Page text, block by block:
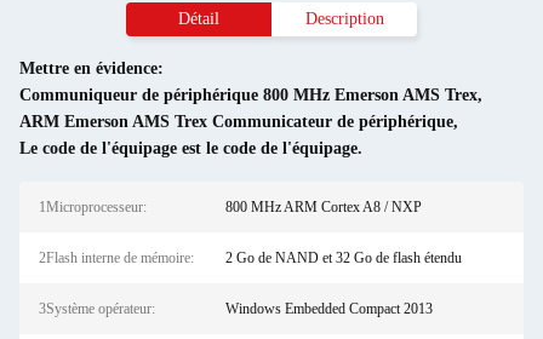
Détail Description
Mettre en évidence:
Communiqueur de périphérique 800 MHz Emerson AMS Trex,
ARM Emerson AMS Trex Communicateur de périphérique,
Le code de l'équipage est le code de l'équipage.
1Microprocesseur: 800 MHz ARM Cortex A8 / NXP
2Flash interne de mémoire: 2 Go de NAND et 32 Go de flash étendu
3Système opérateur: Windows Embedded Compact 2013